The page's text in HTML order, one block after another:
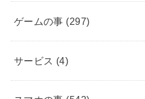
ゲームの事 (297)
サービス (4)